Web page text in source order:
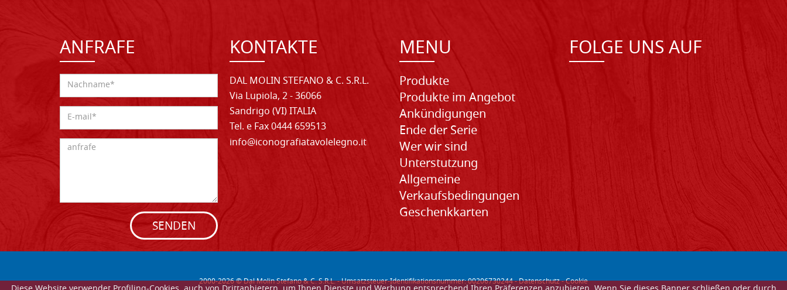
ANFRAFE
SENDEN
KONTAKTE
DAL MOLIN STEFANO & C. S.R.L.
Via Lupiola, 2 - 36066
Sandrigo (VI) ITALIA
Tel. e Fax 0444 659513
info@iconografiatavolelegno.it
MENU
Produkte
Produkte im Angebot
Ankündigungen
Ende der Serie
Wer wir sind
Unterstutzung
Allgemeine
Verkaufsbedingungen
Geschenkkarten
FOLGE UNS AUF
2000-2026© Dal Molin Stefano & C. S.R.L. - Umsatzsteuer-Identifikationsnummer: 00206730244 -Datenschutz-Cookie